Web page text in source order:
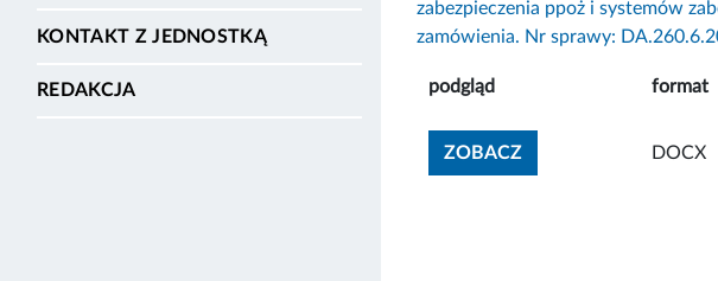
KONTAKT Z JEDNOSTKĄ
REDAKCJA
zabezpieczenia ppoż i systemów
zamówienia. Nr sprawy:
podgląd format
ZOBACZZOBACZ ZAŁĄCZNIK
DOCX